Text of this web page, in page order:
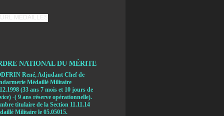
NATIONAL DU MÉRITE
René, Adjudant Chef de
Médaillé Militaire
(33 ans 7 mois et 10 jours de
-( 9 ans réserve opérationnelle).
titulaire de la Section 11.11.14
Militaire le 05.05015.